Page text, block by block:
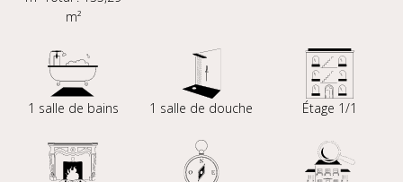
m²
1 salle de bains 1 salle de douche Étage 1/1